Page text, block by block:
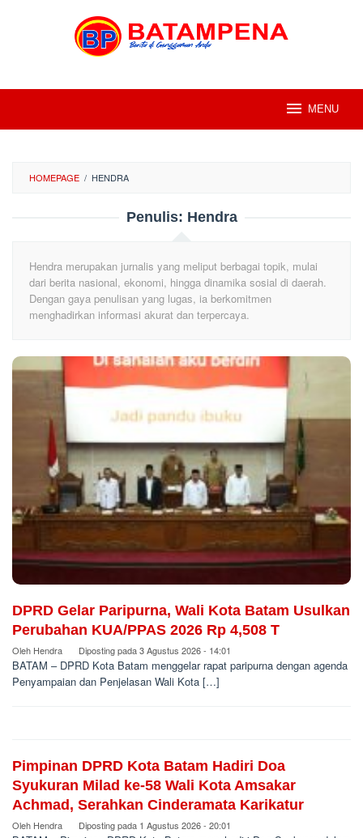
MENU
HOMEPAGE / HENDRA
Penulis: Hendra
Hendra merupakan jurnalis yang meliput berbagai topik, mulai
dari berita nasional, ekonomi, hingga dinamika sosial di daerah.
Dengan gaya penulisan yang lugas, ia berkomitmen
menghadirkan informasi akurat dan terpercaya.
DPRD Gelar Paripurna, Wali Kota Batam Usulkan
Perubahan KUA/PPAS 2026 Rp 4,508 T
Oleh Hendra Diposting pada3 Agustus 2026 - 14:01
BATAM – DPRD Kota Batam menggelar rapat paripurna dengan agenda
Penyampaian dan Penjelasan Wali Kota […]
Pimpinan DPRD Kota Batam Hadiri Doa
Syukuran Milad ke-58 Wali Kota Amsakar
Achmad, Serahkan Cinderamata Karikatur
Oleh Hendra Diposting pada 1 Agustus 2026 - 20:01